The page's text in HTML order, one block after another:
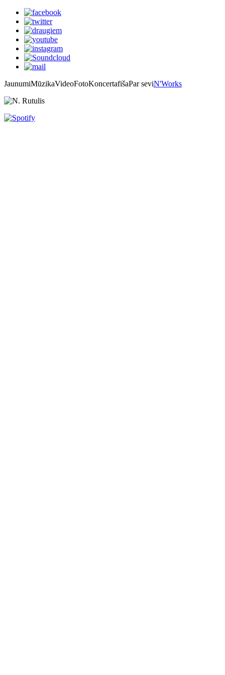
JaunumiMūzikaVideoFotoKoncertafišaPar seviN'Works